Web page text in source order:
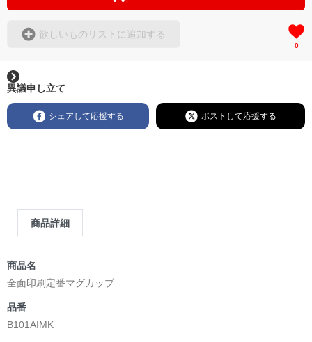
欲しいものリストに追加する
0
異議申し立て
シェアして応援する ポストして応援する
商品詳細
商品名
全面印刷定番マグカップ
品番
B101AIMK